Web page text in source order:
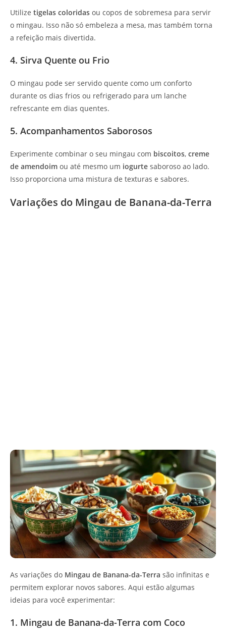
Utilize tigelas coloridas ou copos de sobremesa para servir
o mingau. Isso não só embeleza a mesa, mas também torna
a refeição mais divertida.
4. Sirva Quente ou Frio
O mingau pode ser servido quente como um conforto
durante os dias frios ou refrigerado para um lanche
refrescante em dias quentes.
5. Acompanhamentos Saborosos
Experimente combinar o seu mingau com biscoitos, creme
de amendoim ou até mesmo um iogurte saboroso ao lado.
Isso proporciona uma mistura de texturas e sabores.
Variações do Mingau de Banana-da-Terra
As variações do Mingau de Banana-da-Terra são infinitas e
permitem explorar novos sabores. Aqui estão algumas
ideias para você experimentar:
1. Mingau de Banana-da-Terra com Coco